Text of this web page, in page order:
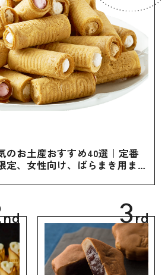
のお土産おすすめ40選｜定番
定、女性向け、ばらまき用まで
nd 3rd